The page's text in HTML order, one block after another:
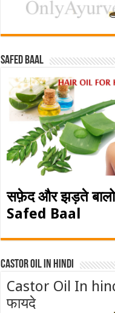
Safed baal
सफ़ेद और झड़ते
Safed Baal
Castor Oil In Hindi
Castor Oil In
फायदे